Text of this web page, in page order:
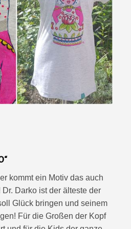
kommt ein Motiv das auch
Darko ist der älteste der
Glück bringen und seinem
Für die Großen der Kopf